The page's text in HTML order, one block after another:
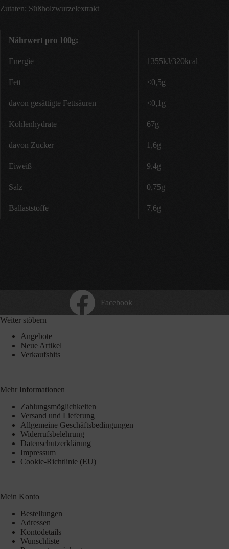
Zutaten: Süßholzwurzelextrakt
Nährwert pro 100g:
Energie 1355kJ/320kcal
Fett <0,5g
davon gesättigte Fettsäuren <0,1g
Kohlenhydrate 67g
davon Zucker 1,6g
Eiweiß 9,4g
Salz 0,75g
Ballaststoffe 7,6g
Facebook
Weiter stöbern
Angebote
Neue Artikel
Verkaufshits
Mehr Informationen
Zahlungsmöglichkeiten
Versand und Lieferung
Allgemeine Geschäftsbedingungen
Widerrufsbelehrung
Datenschutzerklärung
Impressum
Cookie-Richtlinie (EU)
Mein Konto
Bestellungen
Adressen
Kontodetails
Wunschliste